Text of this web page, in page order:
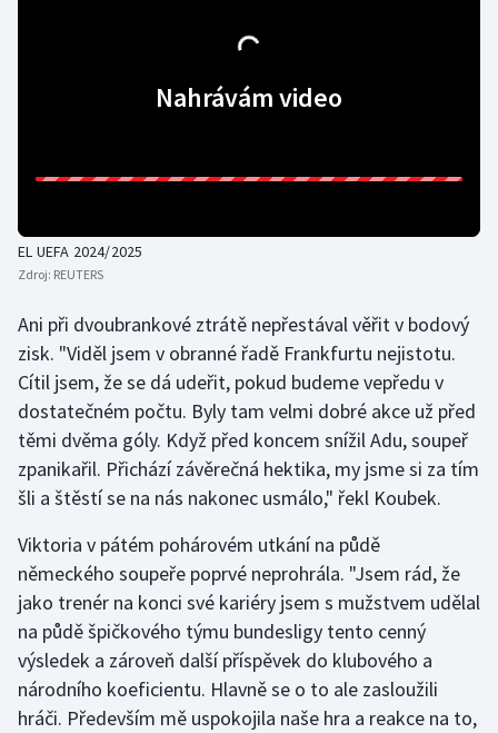
Lyže a snowboard
Olympijské hry
Parasport
Plavání
Plážový volejbal
Ragby
Rychlobruslení
Rychlostní kanoistika
Short track
Sportovní střelba
Nahrávám video
EL UEFA 2024/2025
Zdroj: REUTERS
Ani při dvoubrankové ztrátě nepřestával věřit v bodový
zisk. "Viděl jsem v obranné řadě Frankfurtu nejistotu.
Cítil jsem, že se dá udeřit, pokud budeme vepředu v
dostatečném počtu. Byly tam velmi dobré akce už před
těmi dvěma góly. Když před koncem snížil Adu, soupeř
zpanikařil. Přichází závěrečná hektika, my jsme si za tím
šli a štěstí se na nás nakonec usmálo," řekl Koubek.
Viktoria v pátém pohárovém utkání na půdě
německého soupeře poprvé neprohrála. "Jsem rád, že
jako trenér na konci své kariéry jsem s mužstvem udělal
na půdě špičkového týmu bundesligy tento cenný
výsledek a zároveň další příspěvek do klubového a
národního koeficientu. Hlavně se o to ale zasloužili
hráči. Především mě uspokojila naše hra a reakce na to,